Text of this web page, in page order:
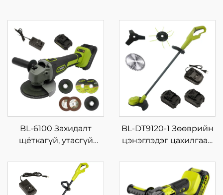
BL-6100 Захидалт
щёткагүй, утасгүй
зүйлтэй жижиг машин,
аксессуар: өнцгийн
шлифмашин
BL-DT9120-1 Зөөврийн
цэнэглэдэг цахилгаан
хөнгөн цагаан
хэрэгсэл, 2 тактын DIY
цахилгаан эрчим